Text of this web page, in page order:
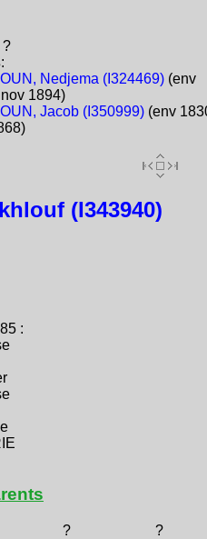
:
Nedjema (I324469)(env
1894)
Jacob (I350999)(env
(I343940)
:
?
?